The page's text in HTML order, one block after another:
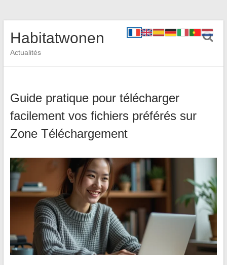
Habitatwonen
Actualités
Guide pratique pour télécharger
facilement vos fichiers préférés sur
Zone Téléchargement